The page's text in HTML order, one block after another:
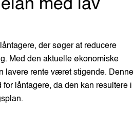
med lav
der søger at reducere
Med den aktuelle økonomiske
lavere rente været stigende. Denne
låntagere, da den kan resultere i